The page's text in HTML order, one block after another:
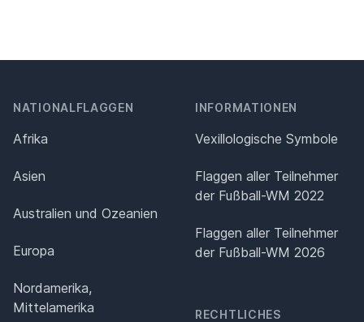
NATIONALFLAGGEN
Afrika
Asien
Australien und Ozeanien
Europa
Nordamerika,
Mittelamerika
INFORMATIONEN
Vexillologische Symbole
Flaggen aller Teilnehmer
der Fußball-WM 2022
Flaggen aller Teilnehmer
der Fußball-WM 2026
RECHTLICHES